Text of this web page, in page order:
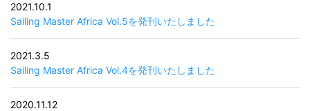
2021.10.1
Sailing Master Africa Vol.5を発刊いたしました
2021.3.5
Sailing Master Africa Vol.4を発刊いたしました
2020.11.12